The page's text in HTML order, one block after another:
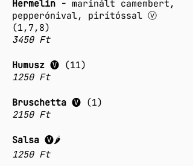
Hermelin - marinált camembert,
pepperónival, pirítóssal ⓥ
(1,7,8)
3450 Ft
Humusz 🅥 (11)
1250 Ft
Bruschetta 🅥 (1)
2150 Ft
Salsa 🅥🌶️
1250 Ft